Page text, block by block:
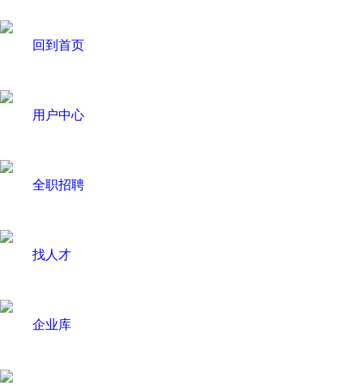
回到首页
用户中心
全职招聘
找人才
企业库